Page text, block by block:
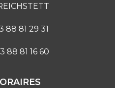
88 81 29 31
88 81 16 60